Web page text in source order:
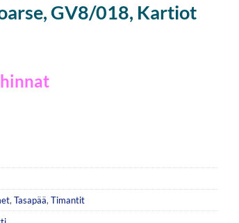
GV8/018, Kartiot
,Tasapää,Timantit